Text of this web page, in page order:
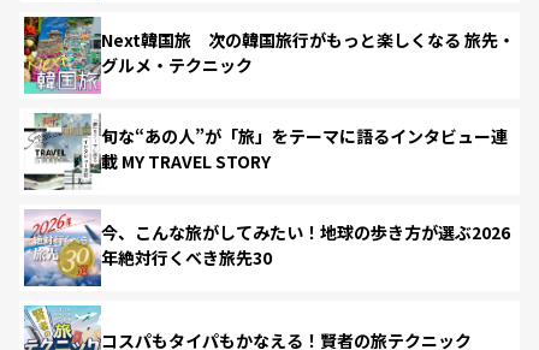
Next韓国旅 次の韓国旅行がもっと楽しくなる 旅先・
グルメ・テクニック
旬な“あの人”が「旅」をテーマに語るインタビュー連
載 MY TRAVEL STORY
今、こんな旅がしてみたい！地球の歩き方が選ぶ2026
年絶対行くべき旅先30
コスパもタイパもかなえる！賢者の旅テクニック